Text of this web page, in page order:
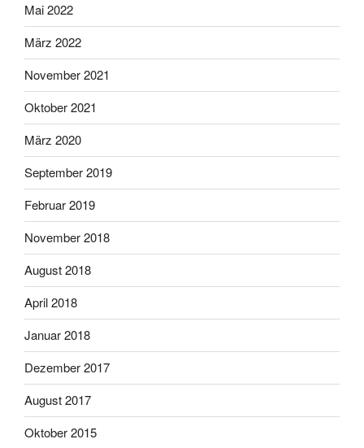
Mai 2022
März 2022
November 2021
Oktober 2021
März 2020
September 2019
Februar 2019
November 2018
August 2018
April 2018
Januar 2018
Dezember 2017
August 2017
Oktober 2015